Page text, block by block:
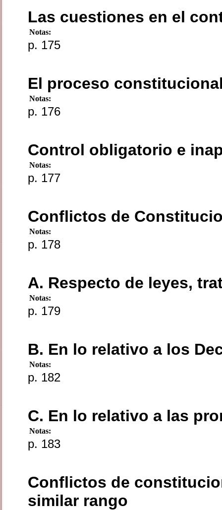
Las cuestiones en el
Notas:
p. 175
El proceso
Notas:
p. 176
Control obligatorio e
Notas:
p. 177
Conflictos de
Notas:
p. 178
A. Respecto de leyes,
Notas:
p. 179
B. En lo relativo a los
Notas:
p. 182
C. En lo relativo a las
Notas:
p. 183
Conflictos de
similar rango